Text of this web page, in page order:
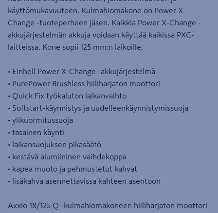
käyttömukavuuteen. Kulmahiomakone on Power X-
Change -tuoteperheen jäsen. Kaikkia Power X-Change -
akkujärjestelmän akkuja voidaan käyttää kaikissa PXC-
laitteissa. Kone sopii 125 mm:n laikoille.
• Einhell Power X-Change -akkujärjestelmä
• PurePower Brushless hiiliharjaton moottori
• Quick Fix työkaluton laikanvaihto
• Softstart-käynnistys ja uudelleenkäynnistymissuoja
• ylikuormitussuoja
• tasainen käynti
• laikansuojuksen pikasäätö
• kestävä alumiininen vaihdekoppa
• kapea muoto ja pehmustetut kahvat
• lisäkahva asennettavissa kahteen asentoon
Axxio 18/125 Q -kulmahiomakoneen hiiliharjaton moottori